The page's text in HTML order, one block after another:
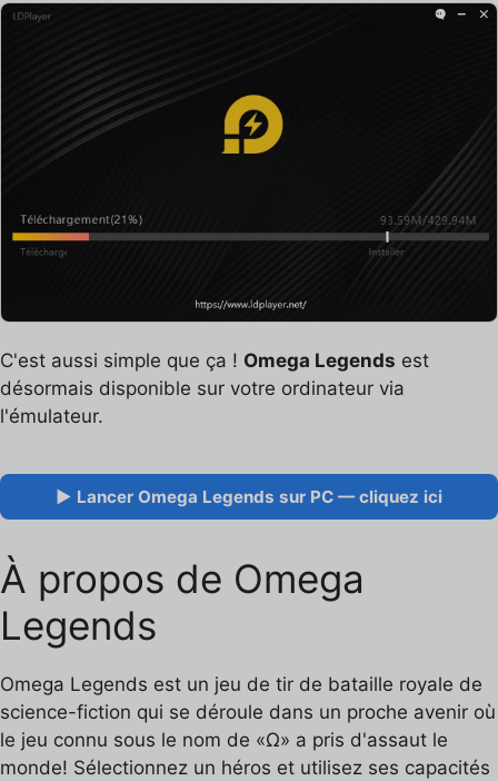
C'est aussi simple que ça ! Omega Legends est
désormais disponible sur votre ordinateur via
l'émulateur.
▶ Lancer Omega Legends sur PC — cliquez ici
À propos de Omega
Legends
Omega Legends est un jeu de tir de bataille royale de
science-fiction qui se déroule dans un proche avenir où
le jeu connu sous le nom de «Ω» a pris d'assaut le
monde! Sélectionnez un héros et utilisez ses capacités